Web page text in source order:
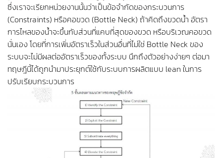
ซึ่งเราจะเรียกหน่วยงานนั้นว่าเป็นข้อจำกัดของกระบวนการ
(Constraints) หรือคอขวด (Bottle Neck) ถ้าคิดถึงขวดน้ำ อัตรา
การไหลของน้ำจะขึ้นกับส่วนที่แคบที่สุดของขวด หรือบริเวณคอขวด
นั่นเอง โดยที่การเพิ่มอัตราเร็วในส่วนอื่นที่ไม่ใช่ Bottle Neck ของ
ระบบจะไม่มีผลต่ออัตราเร็วของทั้งระบบ นึกถึงตัวอย่างง่ายๆ ต่อมา
ทฤษฎีนี้ได้ถูกนำมาประยุกต์ใช้กับระบบการผลิตแบบ lean ในการ
ปรับเรียบกระบวนการ